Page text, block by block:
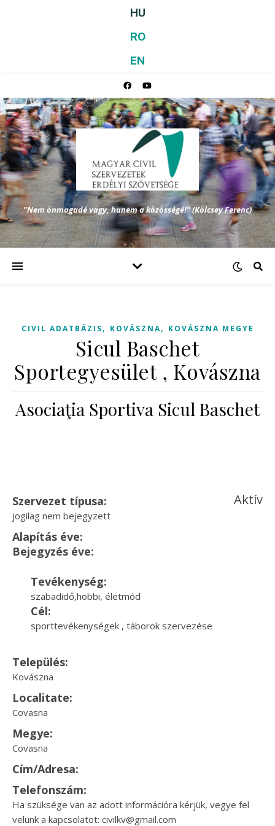
HU
RO
EN
"Nem önmagadé vagy, hanem a közösségé!" (Kölcsey Ferenc)
CIVIL ADATBÁZIS, KOVÁSZNA, KOVÁSZNA MEGYE
Sicul Baschet
Sportegyesület , Kovászna
Asociaţia Sportiva Sicul Baschet
Szervezet típusa:
jogilag nem bejegyzett
Aktív
Alapítás éve:
Bejegyzés éve:
Tevékenység:
szabadidő,hobbi, életmód
Cél:
sporttevékenységek , táborok szervezése
Település:
Kovászna
Localitate:
Covasna
Megye:
Covasna
Cím/Adresa:
Telefonszám:
Ha szüksége van az adott információra kérjük, vegye fel
velünk a kapcsolatot: civilkv@gmail.com